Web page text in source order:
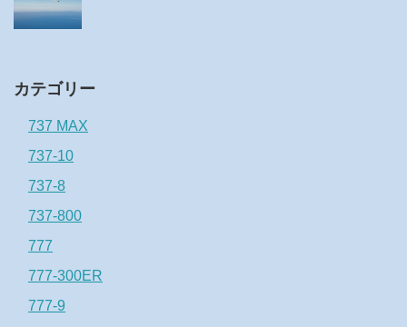
カテゴリー
737 MAX
737-10
737-8
737-800
777
777-300ER
777-9